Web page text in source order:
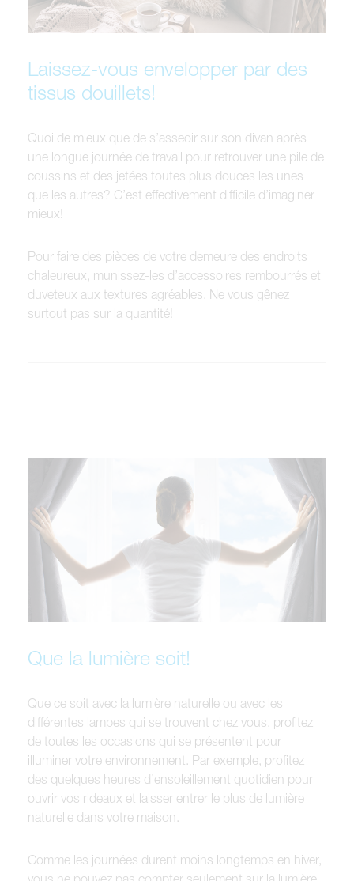
Laissez-vous envelopper par des
tissus douillets!
Quoi de mieux que de s’asseoir sur son divan après
une longue journée de travail pour retrouver une pile de
coussins et des jetées toutes plus douces les unes
que les autres? C’est effectivement difficile d’imaginer
mieux!
Pour faire des pièces de votre demeure des endroits
chaleureux, munissez-les d’accessoires rembourrés et
duveteux aux textures agréables. Ne vous gênez
surtout pas sur la quantité!
Que la lumière soit!
Que ce soit avec la lumière naturelle ou avec les
différentes lampes qui se trouvent chez vous, profitez
de toutes les occasions qui se présentent pour
illuminer votre environnement. Par exemple, profitez
des quelques heures d’ensoleillement quotidien pour
ouvrir vos rideaux et laisser entrer le plus de lumière
naturelle dans votre maison.
Comme les journées durent moins longtemps en hiver,